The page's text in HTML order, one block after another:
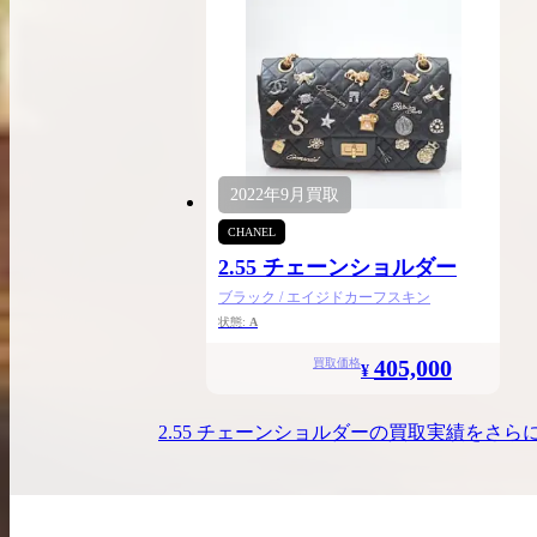
2022年9月 買取
CHANEL
2.55 チェーンショルダー
ブラック / エイジドカーフスキン
状態: A
買取価格¥ 405,000
2.55 チェーンショルダーの買取実績をさら